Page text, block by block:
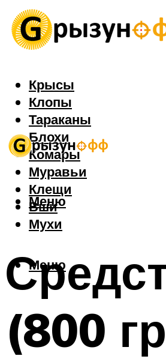
Крысы
Клопы
Тараканы
Блохи
Комары
Муравьи
Клещи
Вши
Мухи
Меню
Меню
(800